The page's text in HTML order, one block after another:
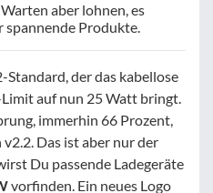
aber lohnen, es
spannende Produkte.
Standard, der das kabellose
auf nun 25 Watt bringt.
immerhin 66 Prozent,
Das ist aber nur der
Du passende Ladegeräte
vorfinden. Ein neues Logo